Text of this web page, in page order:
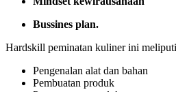
Bussines plan.
Hardskill peminatan kuliner ini
Pengenalan alat dan bahan
Pembuatan produk